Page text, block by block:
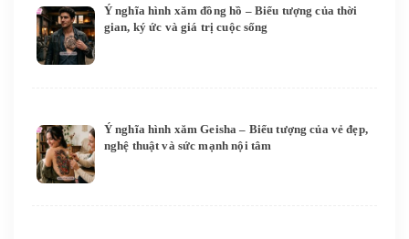
Ý nghĩa hình xăm đồng hồ – Biểu tượng của thời
gian, ký ức và giá trị cuộc sống
Ý nghĩa hình xăm Geisha – Biểu tượng của vẻ đẹp,
nghệ thuật và sức mạnh nội tâm